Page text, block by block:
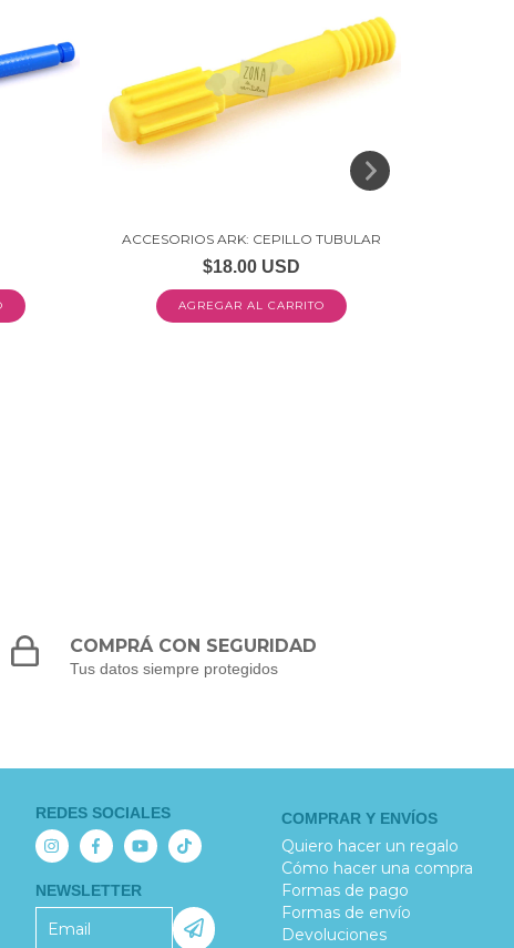
ACCESORIOS ARK: CEPILLO TUBULAR
$18.00 USD
COMPRÁ CON SEGURIDAD
Tus datos siempre protegidos
REDES SOCIALES
NEWSLETTER
COMPRAR Y ENVÍOS
Quiero hacer un regalo
Cómo hacer una compra
Formas de pago
Formas de envío
Devoluciones